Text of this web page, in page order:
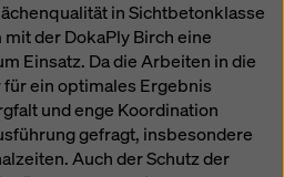
in Sichtbetonklasse
der DokaPly Birch eine
Einsatz. Da die Arbeiten in die
ein optimales Ergebnis
und enge Koordination
gefragt, insbesondere
Auch der Schutz der